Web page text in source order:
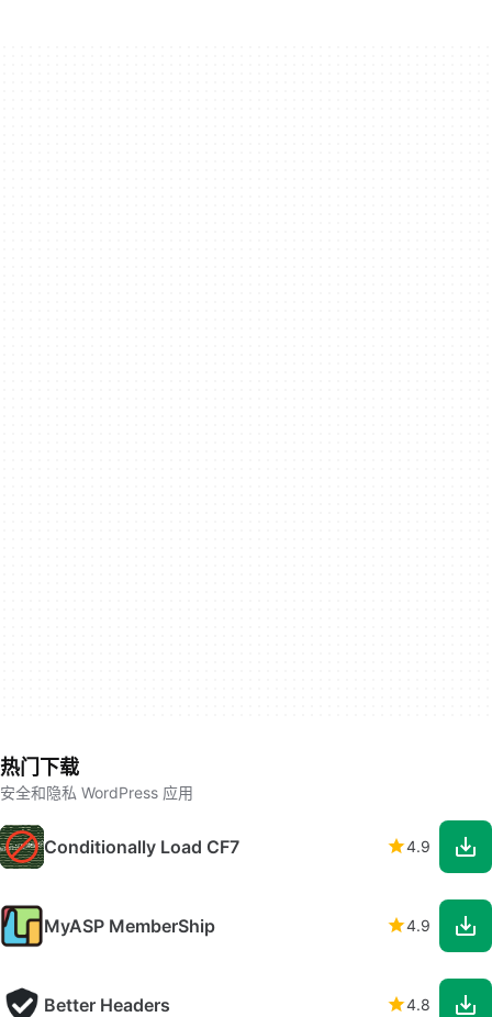
热门下载
安全和隐私 WordPress 应用
Conditionally Load CF7 4.9
MyASP MemberShip 4.9
Better Headers 4.8